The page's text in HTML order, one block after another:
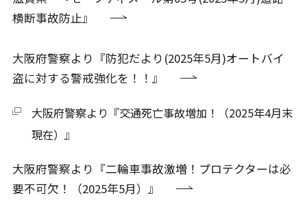
横断事故防止』
大阪府警察より『防犯だより(2025年5月)オートバイ
盗に対する警戒強化を！！』
大阪府警察より『交通死亡事故増加！（2025年4月末
現在）』
大阪府警察より『二輪車事故激増！プロテクターは必
要不可欠！（2025年5月）』